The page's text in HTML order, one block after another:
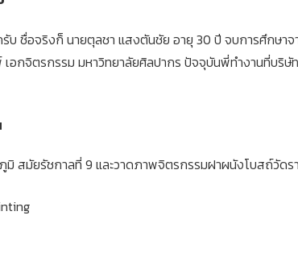
รับ ชื่อจริงก็ นายตุลชา แสงตันชัย อายุ 30 ปี จบการศึกษา
อกจิตรกรรม มหาวิทยาลัยศิลปากร ปัจจุบันพี่ทำงานที่บริษั
สมัยรัชกาลที่ 9 และวาดภาพจิตรกรรมฝาผนังโบสถ์วัดร